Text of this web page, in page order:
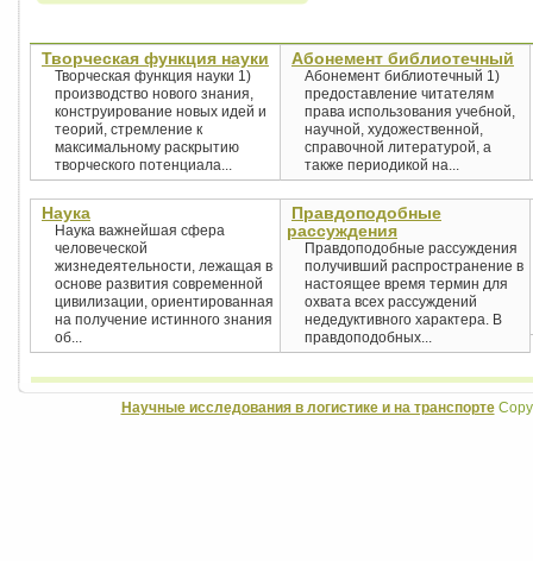
Творческая функция науки
Творческая функция науки 1)
производство нового знания,
конструирование новых идей и
теорий, стремление к
максимальному раскрытию
творческого потенциала...
Абонемент библиотечный
Абонемент библиотечный 1)
предоставление читателям
права использования учебной,
научной, художественной,
справочной литературой, а
также периодикой на...
Наука
Наука важнейшая сфера
человеческой
жизнедеятельности, лежащая в
основе развития современной
цивилизации, ориентированная
на получение истинного знания
об...
Правдоподобные
рассуждения
Правдоподобные рассуждения
получивший распространение в
настоящее время термин для
охвата всех рассуждений
недедуктивного характера. В
правдоподобных...
Научные исследования в логистике и на транспорте